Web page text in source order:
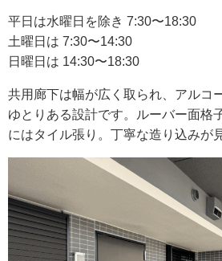
平日は水曜日を除き 7:30〜18:30
土曜日は 7:30〜14:30
日曜日は 14:30〜18:30
共用廊下は幅が広く取られ、アルコ
ゆとりある設計です。ルーバー面格
にはタイル張り。丁寧な造り込みが